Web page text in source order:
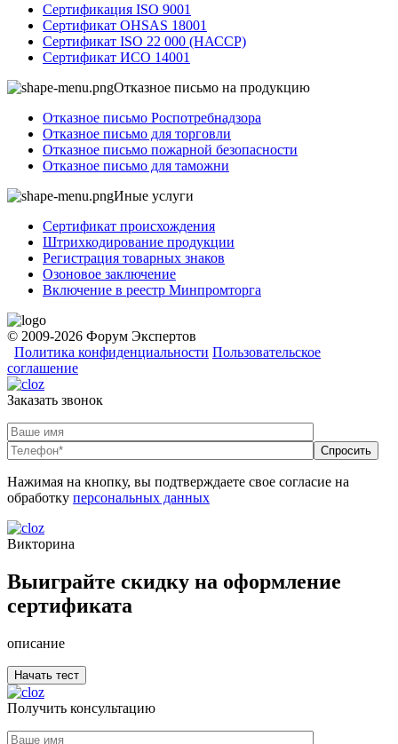
Сертификация ISO 9001
Сертификат OHSAS 18001
Сертификат ISO 22 000 (НАССР)
Сертификат ИСО 14001
Отказное письмо на продукцию
Отказное письмо Роспотребнадзора
Отказное письмо для торговли
Отказное письмо пожарной безопасности
Отказное письмо для таможни
Иные услуги
Сертификат происхождения
Штрихкодирование продукции
Регистрация товарных знаков
Озоновое заключение
Включение в реестр Минпромторга
© 2009-2026 Форум Экспертов
Политика конфиденциальности Пользовательское
соглашение
Заказать звонок
Нажимая на кнопку, вы подтверждаете свое согласие на
обработку персональных данных
Викторина
Выиграйте скидку на оформление
сертификата
описание
Получить консультацию